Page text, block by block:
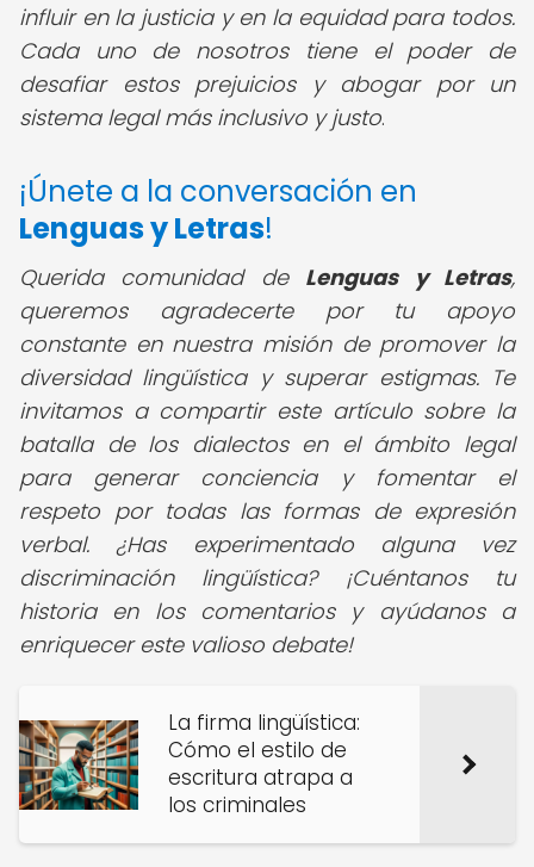
influir en la justicia y en la equidad para todos.
Cada uno de nosotros tiene el poder de
desafiar estos prejuicios y abogar por un
sistema legal más inclusivo y justo.
¡Únete a la conversación en
Lenguas y Letras!
Querida comunidad de Lenguas y Letras,
queremos agradecerte por tu apoyo
constante en nuestra misión de promover la
diversidad lingüística y superar estigmas. Te
invitamos a compartir este artículo sobre la
batalla de los dialectos en el ámbito legal
para generar conciencia y fomentar el
respeto por todas las formas de expresión
verbal. ¿Has experimentado alguna vez
discriminación lingüística? ¡Cuéntanos tu
historia en los comentarios y ayúdanos a
enriquecer este valioso debate!
La firma lingüística:
Cómo el estilo de
escritura atrapa a
los criminales